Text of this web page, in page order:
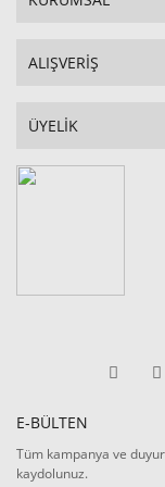
ALIŞVERİŞ
ÜYELİK
E-BÜLTEN
Tüm kampanya ve
kaydolunuz.